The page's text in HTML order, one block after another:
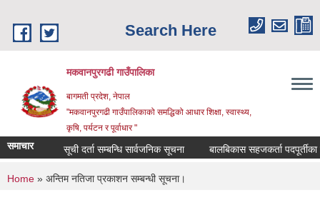
Search Here
मकवानपुरगढी गाउँपालिका
बागमती प्रदेश, नेपाल
"मकवानपुरगढी गाउँपालिकाको समद्धिको आधार शिक्षा, स्‍वास्‍थ्‍य,
कृषि, पर्यटन र पूर्वाधार "
समाचार सूची दर्ता सम्बन्धि सार्वजनिक सूचना बालबिकास सहजकर्ता पदपूर्तीका लागि
You are here
Home » अन्तिम नतिजा प्रकाशन सम्बन्धी सूचना।